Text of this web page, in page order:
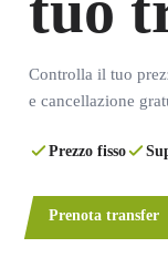
Controlla il tuo
e cancellazione
Prezzo fisso
Prenota transfer